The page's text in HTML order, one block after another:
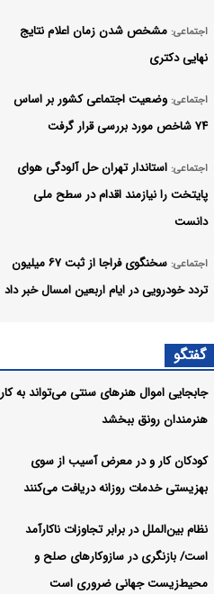
اجتماعی: مشخص شدن زمان اعلام نتایج
نهایی دکتری
اجتماعی: وضعیت اجتماعی کشور بر اساس
۷۴ شاخص مورد بررسی قرار گرفت
اجتماعی: استاندار تهران حل آلودگی هوای
پایتخت را نیازمند اقدام در سطح ملی
دانست
اجتماعی:
سخنگوی فراجا از ثبت ۶۷ میلیون
تردد خودرویی در ایام اربعین امسال خبر داد
بربریت دشمنانش را در یک قاب به تصویر
کشیدید
اجتماعی: دادستان کل نسبت به اظهارات
تفرقه‌افکنانه هشدار داد
عکس: نشست خبری سخنگوی قوه قضائیه
اجتماعی: مراقب «بمباران خبری» دشمن برای
ایجاد ناامیدی در جامعه باشیم
گفتگو
جابجایی اموال هنرهای سنتی می‌تواند به کار
هنرمندان رونق ببخشد
کودکان کار و در معرض آسیب از سوی
بهزیستی خدمات روزانه دریافت می‌کنند
نظام بین‌الملل در برابر تجاوزات ناکارآمد
است/ بازنگری در سازوکارهای صلح و
محیط‌زیست جهانی ضروری است